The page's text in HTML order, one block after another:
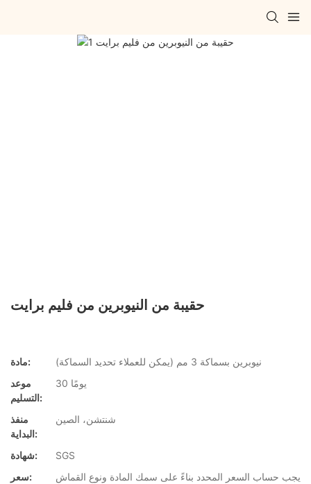
حقيبة من النيوبرين من فليم برايت
مادة:
نيوبرين بسماكة 3 مم (يمكن للعملاء تحديد السماكة)
موعد
التسليم:
30 يومًا
منفذ
البداية:
شنتشن، الصين
شهادة:
SGS
سعر:
يجب حساب السعر المحدد بناءً على سمك المادة ونوع القماش